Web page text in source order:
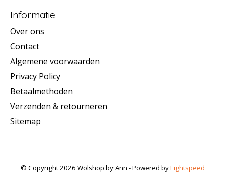
Informatie
Over ons
Contact
Algemene voorwaarden
Privacy Policy
Betaalmethoden
Verzenden & retourneren
Sitemap
© Copyright 2026 Wolshop by Ann - Powered byLightspeed